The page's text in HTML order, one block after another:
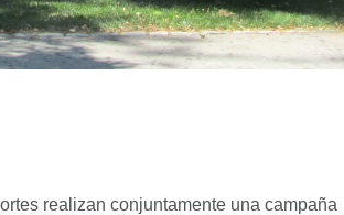
realizan conjuntamente una campaña